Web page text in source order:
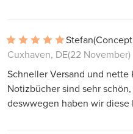
Stefan
Cuxhaven, DE(22 November)
Schneller Versand und nette
Notizbücher sind sehr
deswwegen haben wir